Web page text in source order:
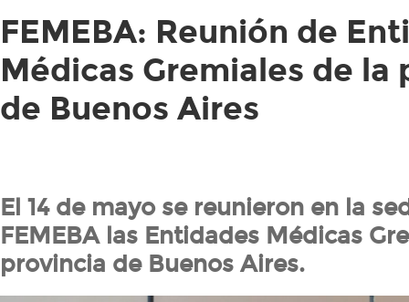
FEMEBA: Reunión de
Médicas Gremiales de la
de Buenos Aires
El 14 de mayo se reunieron en la
FEMEBA las Entidades Médicas
provincia de Buenos Aires.